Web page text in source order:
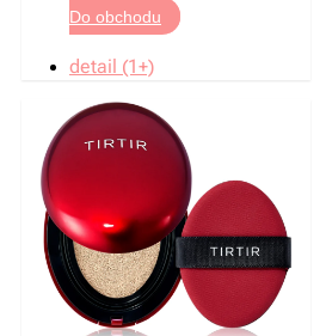
Do obchodu
detail (1+)